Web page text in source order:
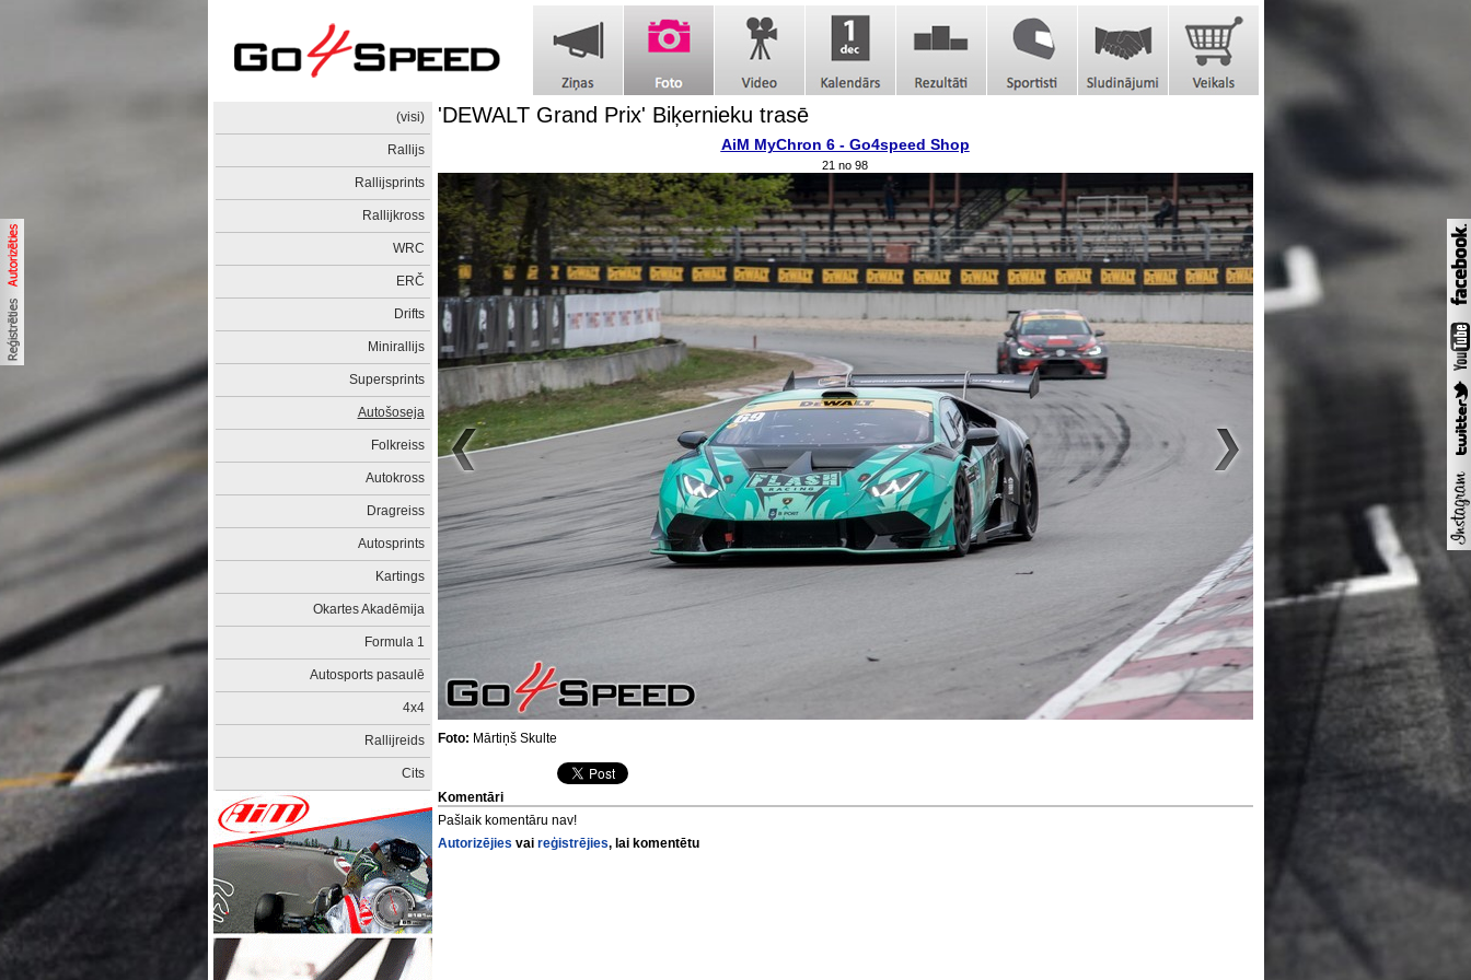
(visi)
Rallijs
Rallijsprints
Rallijkross
WRC
ERČ
Drifts
Minirallijs
Supersprints
Autošoseja
Folkreiss
Autokross
Dragreiss
Autosprints
Kartings
Okartes Akadēmija
Formula 1
Autosports pasaulē
4x4
Rallijreids
Cits
'DEWALT Grand Prix' Biķernieku trasē
AiM MyChron 6 - Go4speed Shop
21 no 98
Foto: Mārtiņš Skulte
Komentāri
Pašlaik komentāru nav!
Autorizējies vai reģistrējies, lai komentētu